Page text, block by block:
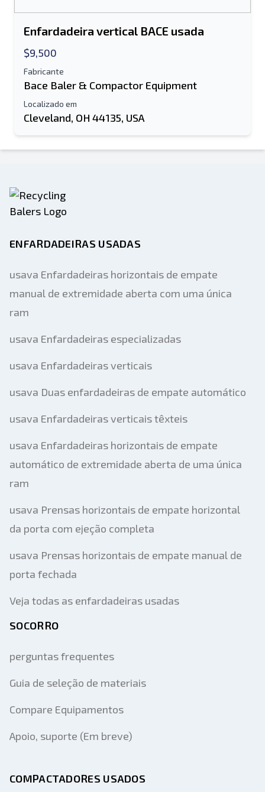
Enfardadeira vertical BACE usada
$9,500
Fabricante
Bace Baler & Compactor Equipment
Localizado em
Cleveland, OH 44135, USA
ENFARDADEIRAS USADAS
usava Enfardadeiras horizontais de empate
manual de extremidade aberta com uma única
ram
usava Enfardadeiras especializadas
usava Enfardadeiras verticais
usava Duas enfardadeiras de empate automático
usava Enfardadeiras verticais têxteis
usava Enfardadeiras horizontais de empate
automático de extremidade aberta de uma única
ram
usava Prensas horizontais de empate horizontal
da porta com ejeção completa
usava Prensas horizontais de empate manual de
porta fechada
Veja todas as enfardadeiras usadas
SOCORRO
perguntas frequentes
Guia de seleção de materiais
Compare Equipamentos
Apoio, suporte (Em breve)
COMPACTADORES USADOS